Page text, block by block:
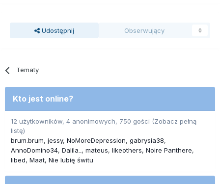
Udostępnij Obserwujący 0
Tematy
Kto jest online?
12 użytkowników, 4 anonimowych, 750 gości (Zobacz pełną
listę)
brum.brum jessy NoMoreDepression gabrysia38
AnnoDomino34 Dalila_ mateus likeothers Noire Panthere
libed Maat Nie lubię świtu